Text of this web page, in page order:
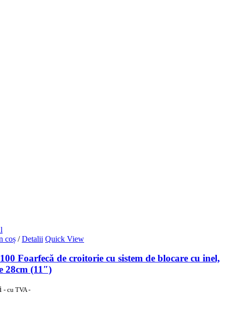
coș / Detalii Quick View
Foarfecă de croitorie cu sistem de blocare cu inel,
28cm (11″)
- cu TVA -